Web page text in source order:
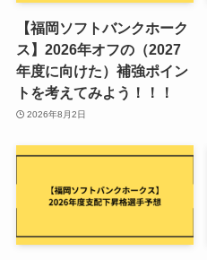
【福岡ソフトバンクホーク
ス】2026年オフの（2027
年度に向けた）補強ポイン
トを考えてみよう！！！
2026年8月2日